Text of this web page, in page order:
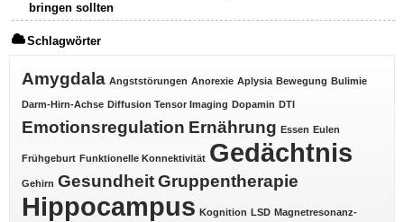
bringen sollten
Schlagwörter
Amygdala Angststörungen Anorexie Aplysia Bewegung Bulimie
Darm-Hirn-Achse Diffusion Tensor Imaging Dopamin DTI
Emotionsregulation Ernährung Essen Eulen
Frühgeburt Funktionelle Konnektivität Gedächtnis
Gehirn Gesundheit Gruppentherapie
Hippocampus Kognition LSD Magnetresonanz-